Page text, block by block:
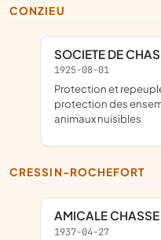
CONZIEU
SOCIETE DE
1925-08-01
protection et repeuplement du gibier ainsi que la
protection des
animaux nuisibles
CRESSIN-ROCHEFORT
AMICALE
1937-04-27